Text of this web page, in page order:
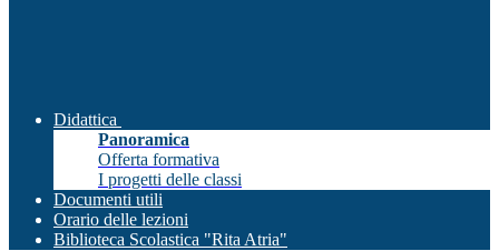
Didattica
Panoramica
Offerta formativa
I progetti delle classi
Documenti utili
Orario delle lezioni
Biblioteca Scolastica "Rita Atria"